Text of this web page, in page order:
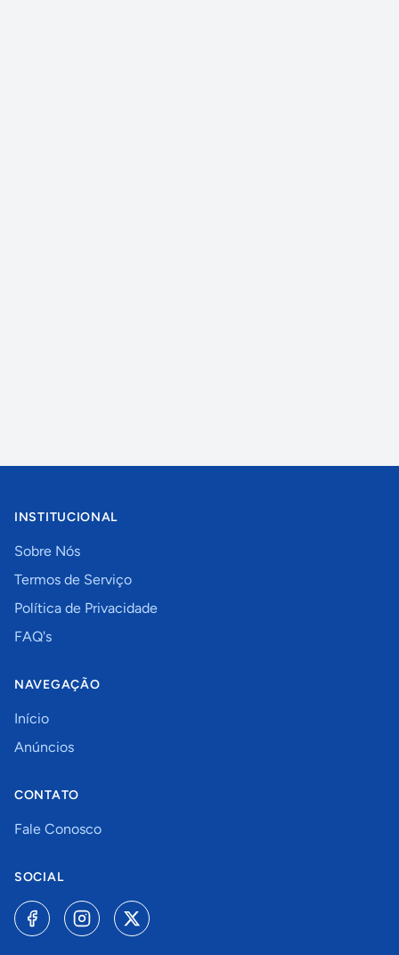
INSTITUCIONAL
Sobre Nós
Termos de Serviço
Política de Privacidade
FAQ's
NAVEGAÇÃO
Início
Anúncios
CONTATO
Fale Conosco
SOCIAL